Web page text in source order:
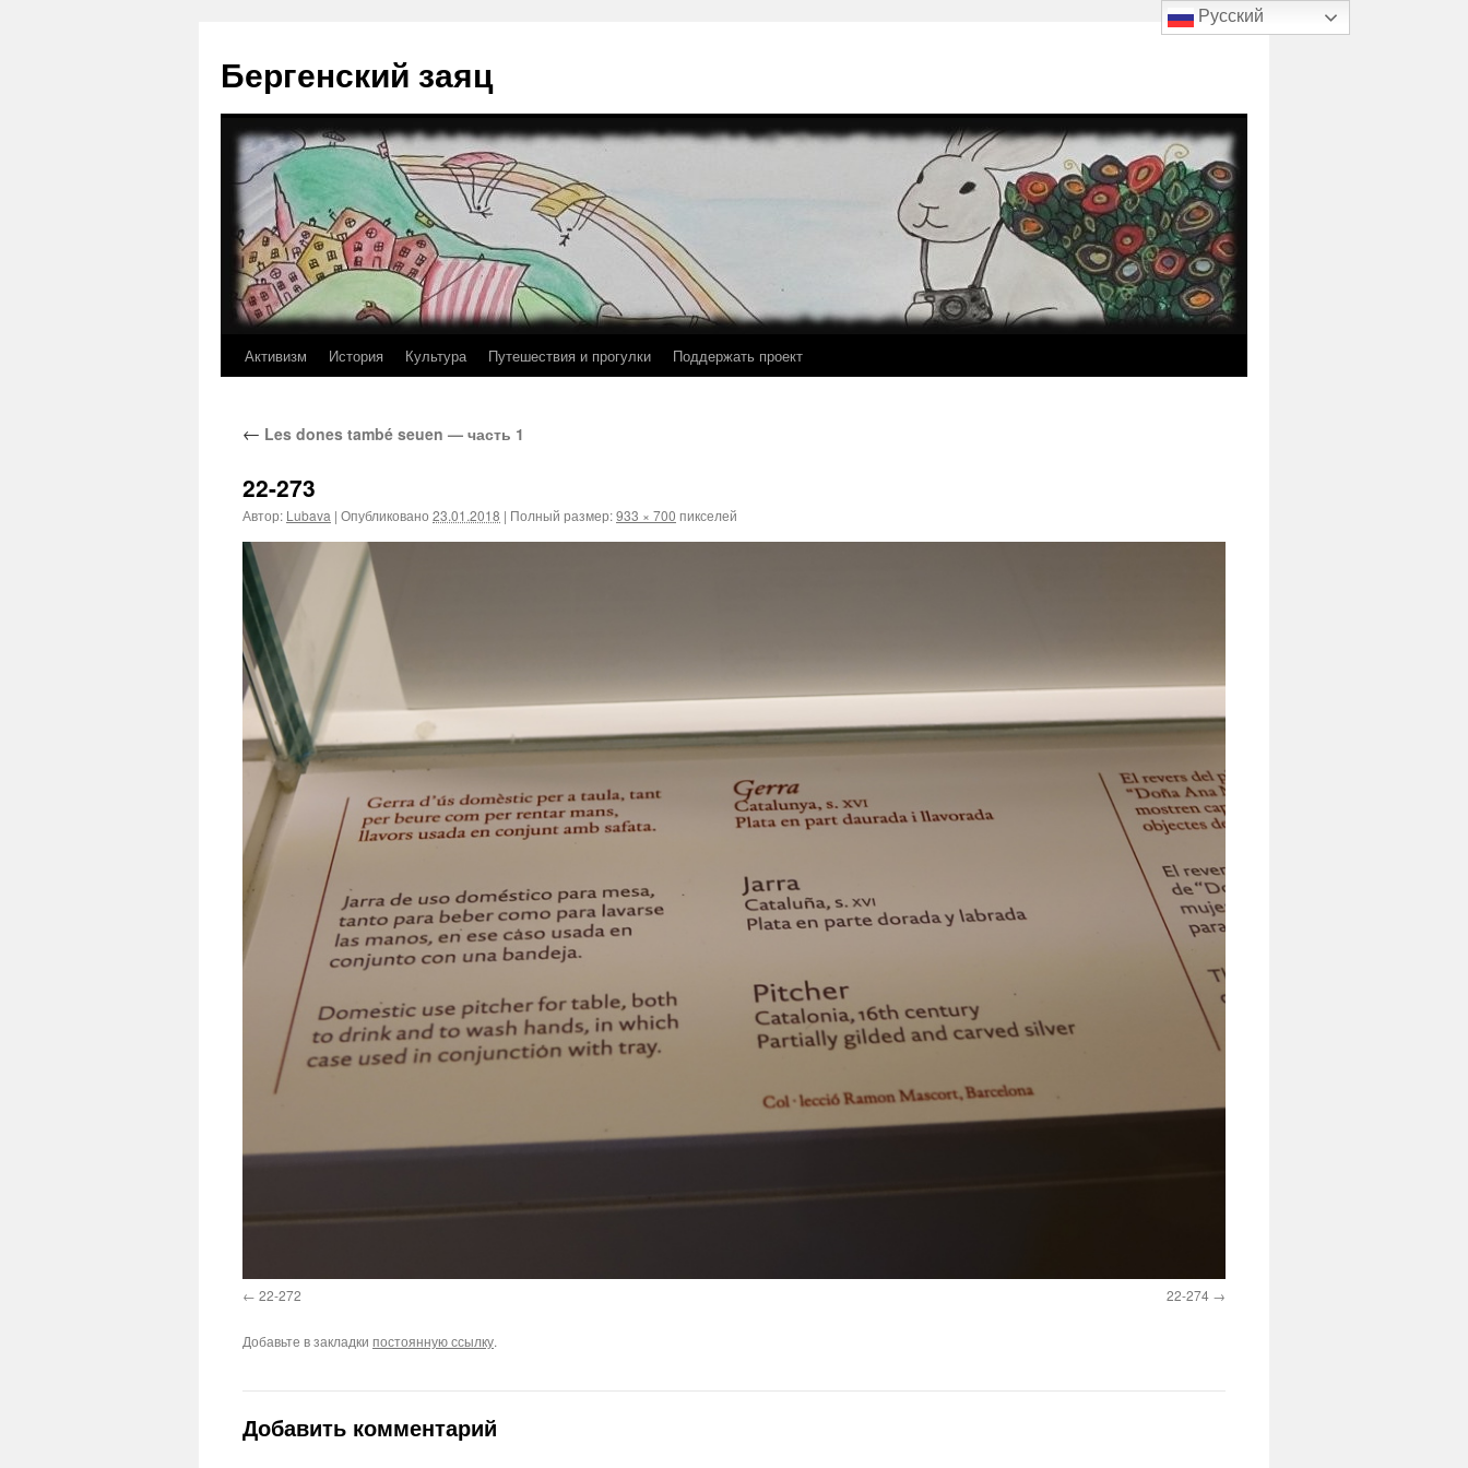
содержимому
Бергенский заяц
Активизм История Культура Путешествия и прогулки Поддержать проект
← Les dones també seuen — часть 1
22-273
Автор: Lubava | Опубликовано 23.01.2018 | Полный размер:933 × 700 пикселей
22-272 22-274
Добавьте в закладки постоянную ссылку.
Добавить комментарий
Русский